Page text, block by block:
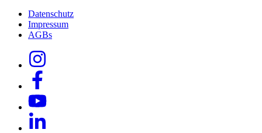
Datenschutz
Impressum
AGBs